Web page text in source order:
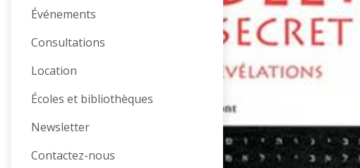
Événements
Consultations
Location
Écoles et bibliothèques
Newsletter
Contactez-nous